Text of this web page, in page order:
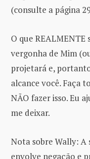
(consulte a página
O que REALMENTE
vergonha de Mim
projetará e,
alcance você. Faça
NÃO fazer isso. Eu
me deixar.
Nota sobre Wally: A
envolve negação e